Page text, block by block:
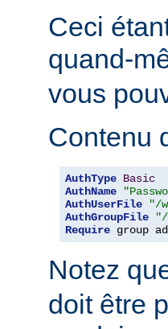
Ceci
quand-
vous
Contenu
AuthType Basic
AuthName
AuthUserFile
"/
AuthGroupFile
"/
Require group
Notez
doit être